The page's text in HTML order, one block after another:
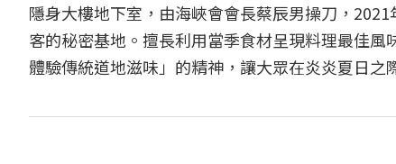
隱身大樓地下室，由海峽會會長蔡辰男操刀，
客的秘密基地。擅長利用當季食材呈現料理最佳
體驗傳統道地滋味」的精神，讓大眾在炎炎夏日